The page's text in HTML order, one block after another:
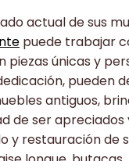
actual de sus
puede trabajar
únicas y
pueden
antiguos,
de ser apreciados
y restauración de